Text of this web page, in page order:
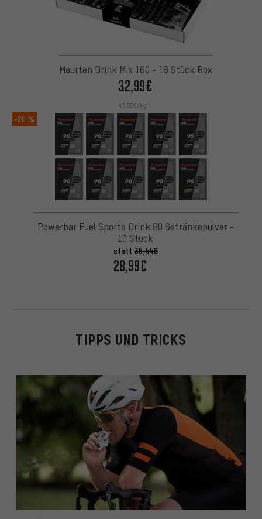
Maurten Drink Mix 160 - 18 Stück Box
32,99€
43,55€/kg
-20 %
Powerbar Fuel Sports Drink 90 Getränkepulver -
10 Stück
statt36,44€
28,99€
TIPPS UND TRICKS